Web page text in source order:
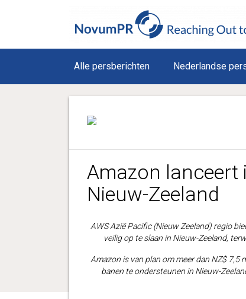
Alle persberichten Nederlandse
Amazon
Nieuw-Zeeland
AWS Azië Pacific (Nieuw Zeeland) regio
veilig op te slaan in Nieuw-Zeeland,
Amazon is van plan om meer dan NZ$ 7,5
banen te ondersteunen in Nieuw-